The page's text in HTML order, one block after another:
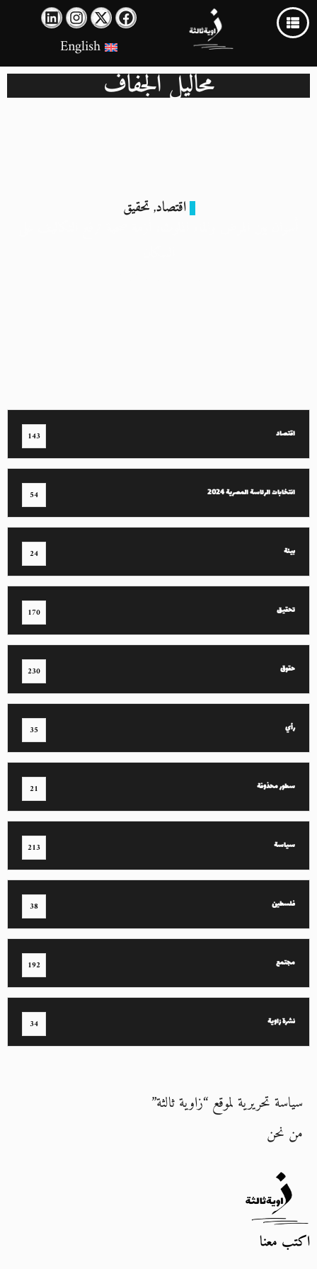
English
محاليل الجفاف
اقتصاد,تحقيق
اقتصاد 143
انتخابات الرئاسة المصرية 2024 54
بيئة 24
تحقيق 170
حقوق 230
رأي 35
سطور محذوفة 21
سياسة 213
فلسطين 38
مجتمع 192
نشرة زاوية 34
سياسة تحريرية لموقع “زاوية ثالثة”
من نحن
اكتب معنا